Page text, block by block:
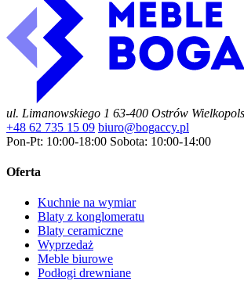
ul. Limanowskiego 1 63-400 Ostrów
+48 62 735 15 09 biuro@bogaccy.pl
Pon-Pt: 10:00-18:00 Sobota: 10:00-14:00
Oferta
Kuchnie na wymiar
Blaty z konglomeratu
Blaty ceramiczne
Wyprzedaż
Meble biurowe
Podłogi drewniane